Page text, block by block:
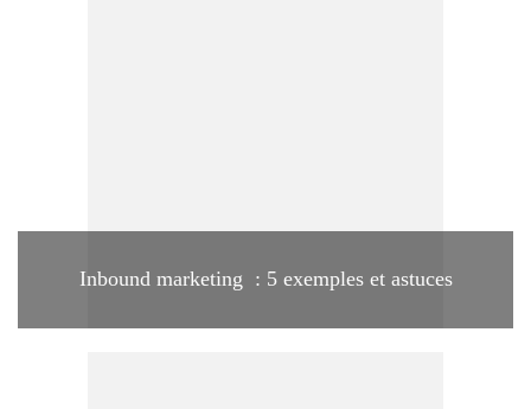
Inbound marketing : 5 exemples et astuces